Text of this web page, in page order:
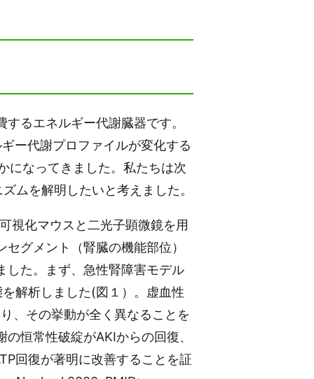
るエネルギー代謝臓器です。
ー代謝プロファイルが変化する
になってきました。私たちは次
ムを解明したいと考えました。
視化マウスと二光子顕微鏡を用
グメント（腎臓の機能部位）
した。まず、急性腎障害モデル
解析しました(図１）。虚血性
、その挙動が全く異なることを
恒常性破綻がAKIからの回復、
回復が著明に改善することを証